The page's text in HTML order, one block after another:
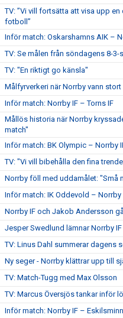
TV: ”Vi vill fortsätta att visa upp
fotboll”
Inför match: Oskarshamns AIK –
TV: Se målen från söndagens 8-3-
TV: "En riktigt go känsla"
Målfyrverkeri när Norrby vann stort
Inför match: Norrby IF – Torns IF
Mållös historia när Norrby
match"
Inför match: BK Olympic – Norrby
TV: "Vi vill bibehålla den fina
Norrby föll med uddamålet: "Små
Inför match: IK Oddevold – Norrby
Norrby IF och Jakob Andersson
Jesper Swedlund lämnar Norrby
TV: Linus Dahl summerar dagens
Ny seger - Norrby klättrar upp till
TV: Match-Tugg med Max Olsson
TV: Marcus Översjös tankar inför
Inför match: Norrby IF –